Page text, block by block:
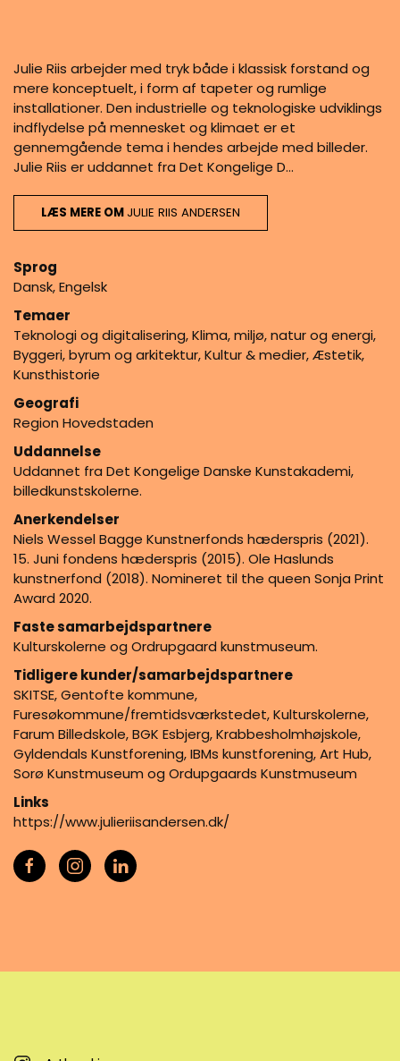
Julie Riis arbejder med tryk både i klassisk forstand og
mere konceptuelt, i form af tapeter og rumlige
installationer. Den industrielle og teknologiske udviklings
indflydelse på mennesket og klimaet er et
gennemgående tema i hendes arbejde med billeder.
Julie Riis er uddannet fra Det Kongelige D…
LÆS MERE OM JULIE RIIS ANDERSEN
Sprog
Dansk, Engelsk
Temaer
Teknologi og digitalisering, Klima, miljø, natur og energi,
Byggeri, byrum og arkitektur, Kultur & medier, Æstetik,
Kunsthistorie
Geografi
Region Hovedstaden
Uddannelse
Uddannet fra Det Kongelige Danske Kunstakademi,
billedkunstskolerne.
Anerkendelser
Niels Wessel Bagge Kunstnerfonds hæderspris (2021).
15. Juni fondens hæderspris (2015). Ole Haslunds
kunstnerfond (2018). Nomineret til the queen Sonja Print
Award 2020.
Faste samarbejdspartnere
Kulturskolerne og Ordrupgaard kunstmuseum.
Tidligere kunder/samarbejdspartnere
SKITSE, Gentofte kommune,
Furesøkommune/fremtidsværkstedet, Kulturskolerne,
Farum Billedskole, BGK Esbjerg, Krabbesholmhøjskole,
Gyldendals Kunstforening, IBMs kunstforening, Art Hub,
Sorø Kunstmuseum og Ordupgaards Kunstmuseum
Links
https://www.julieriisandersen.dk/